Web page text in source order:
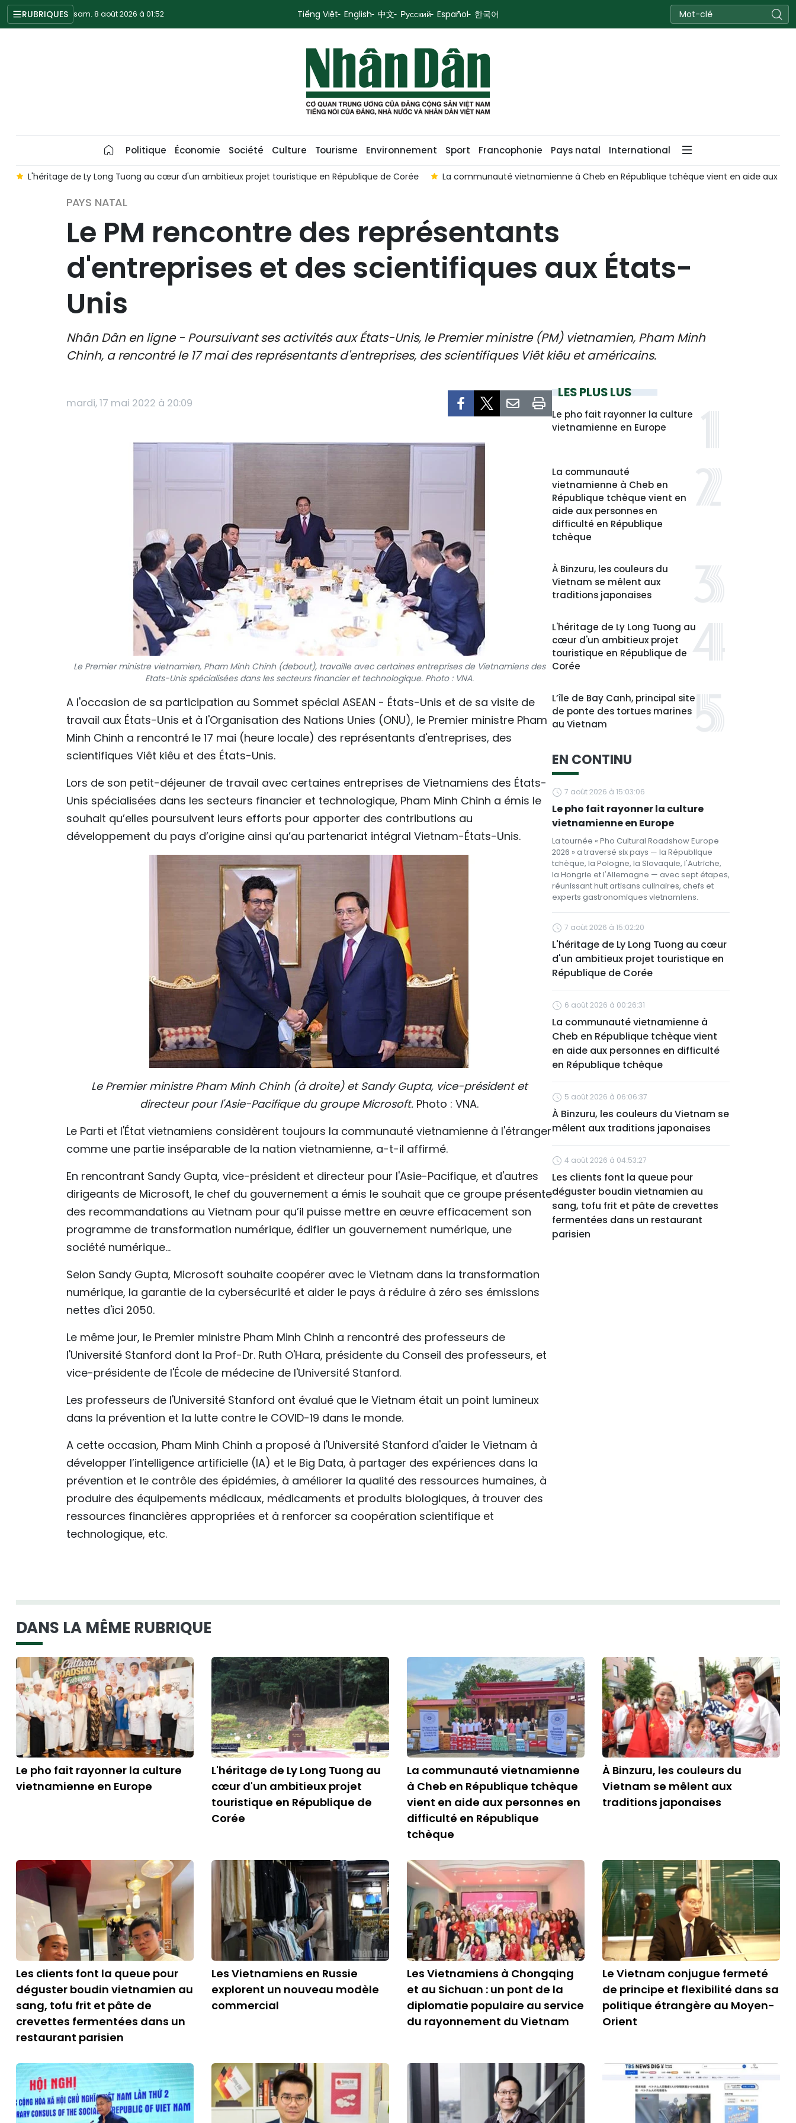
RUBRIQUES sam. 8 août 2026 à 01:52 Tiếng Việt English 中文 Русский Español 한국어
Politique Économie Société Culture Tourisme Environnement Sport Francophonie Pays natal International
L'héritage de Ly Long Tuong au cœur d'un ambitieux projet touristique en République de Corée La communauté vietnamienne à Cheb en République tchèque vient en aide aux
PAYS NATAL
Le PM rencontre des représentants
d'entreprises et des scientifiques aux États-
Unis
Nhân Dân en ligne - Poursuivant ses activités aux États-Unis, le Premier ministre (PM) vietnamien, Pham Minh
Chinh, a rencontré le 17 mai des représentants d'entreprises, des scientifiques Viêt kiêu et américains.
mardi, 17 mai 2022 à 20:09
Le Premier ministre vietnamien, Pham Minh Chinh (debout), travaille avec certaines entreprises de Vietnamiens des
Etats-Unis spécialisées dans les secteurs financier et technologique. Photo : VNA.
A l'occasion de sa participation au Sommet spécial ASEAN - États-Unis et de sa visite de
travail aux États-Unis et à l'Organisation des Nations Unies (ONU), le Premier ministre Pham
Minh Chinh a rencontré le 17 mai (heure locale) des représentants d'entreprises, des
scientifiques Viêt kiêu et des États-Unis.
Lors de son petit-déjeuner de travail avec certaines entreprises de Vietnamiens des États-
Unis spécialisées dans les secteurs financier et technologique, Pham Minh Chinh a émis le
souhait qu’elles poursuivent leurs efforts pour apporter des contributions au
développement du pays d’origine ainsi qu’au partenariat intégral Vietnam-États-Unis.
Le Premier ministre Pham Minh Chinh (à droite) et Sandy Gupta, vice-président et
directeur pour l'Asie-Pacifique du groupe Microsoft. Photo : VNA.
Le Parti et l'État vietnamiens considèrent toujours la communauté vietnamienne à l'étranger
comme une partie inséparable de la nation vietnamienne, a-t-il affirmé.
En rencontrant Sandy Gupta, vice-président et directeur pour l'Asie-Pacifique, et d'autres
dirigeants de Microsoft, le chef du gouvernement a émis le souhait que ce groupe présente
des recommandations au Vietnam pour qu’il puisse mettre en œuvre efficacement son
programme de transformation numérique, édifier un gouvernement numérique, une
société numérique...
Selon Sandy Gupta, Microsoft souhaite coopérer avec le Vietnam dans la transformation
numérique, la garantie de la cybersécurité et aider le pays à réduire à zéro ses émissions
nettes d'ici 2050.
Le même jour, le Premier ministre Pham Minh Chinh a rencontré des professeurs de
l'Université Stanford dont la Prof-Dr. Ruth O'Hara, présidente du Conseil des professeurs, et
vice-présidente de l'École de médecine de l'Université Stanford.
Les professeurs de l'Université Stanford ont évalué que le Vietnam était un point lumineux
dans la prévention et la lutte contre le COVID-19 dans le monde.
A cette occasion, Pham Minh Chinh a proposé à l'Université Stanford d'aider le Vietnam à
développer l’intelligence artificielle (IA) et le Big Data, à partager des expériences dans la
prévention et le contrôle des épidémies, à améliorer la qualité des ressources humaines, à
produire des équipements médicaux, médicaments et produits biologiques, à trouver des
ressources financières appropriées et à renforcer sa coopération scientifique et
technologique, etc.
LES PLUS LUS
Le pho fait rayonner la culture
vietnamienne en Europe
La communauté
vietnamienne à Cheb en
République tchèque vient en
aide aux personnes en
difficulté en République
tchèque
À Binzuru, les couleurs du
Vietnam se mêlent aux
traditions japonaises
L'héritage de Ly Long Tuong au
cœur d'un ambitieux projet
touristique en République de
Corée
L’île de Bay Canh, principal site
de ponte des tortues marines
au Vietnam
EN CONTINU
7 août 2026 à 15:03:06
Le pho fait rayonner la culture
vietnamienne en Europe
La tournée « Pho Cultural Roadshow Europe
2026 » a traversé six pays — la République
tchèque, la Pologne, la Slovaquie, l'Autriche,
la Hongrie et l'Allemagne — avec sept étapes,
réunissant huit artisans culinaires, chefs et
experts gastronomiques vietnamiens.
7 août 2026 à 15:02:20
L'héritage de Ly Long Tuong au cœur
d'un ambitieux projet touristique en
République de Corée
6 août 2026 à 00:26:31
La communauté vietnamienne à
Cheb en République tchèque vient
en aide aux personnes en difficulté
en République tchèque
5 août 2026 à 06:06:37
À Binzuru, les couleurs du Vietnam se
mêlent aux traditions japonaises
4 août 2026 à 04:53:27
Les clients font la queue pour
déguster boudin vietnamien au
sang, tofu frit et pâte de crevettes
fermentées dans un restaurant
parisien
DANS LA MÊME RUBRIQUE
Le pho fait rayonner la culture
vietnamienne en Europe
L'héritage de Ly Long Tuong au
cœur d'un ambitieux projet
touristique en République de
Corée
La communauté vietnamienne
à Cheb en République tchèque
vient en aide aux personnes en
difficulté en République
tchèque
À Binzuru, les couleurs du
Vietnam se mêlent aux
traditions japonaises
Les clients font la queue pour
déguster boudin vietnamien au
sang, tofu frit et pâte de
crevettes fermentées dans un
restaurant parisien
Les Vietnamiens en Russie
explorent un nouveau modèle
commercial
Les Vietnamiens à Chongqing
et au Sichuan : un pont de la
diplomatie populaire au service
du rayonnement du Vietnam
Le Vietnam conjugue fermeté
de principe et flexibilité dans sa
politique étrangère au Moyen-
Orient